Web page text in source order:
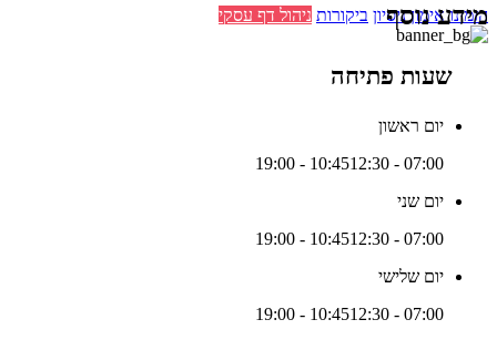
הזמינו אימון ניסיון ביקורות ניהול דף עסקי מידע נוסף
שעות פתיחה
יום ראשון
07:00 - 10:45
12:30 - 19:00
יום שני
07:00 - 10:45
12:30 - 19:00
יום שלישי
07:00 - 10:45
12:30 - 19:00